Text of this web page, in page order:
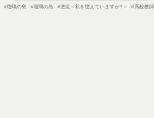
瑠璃の島 瑠璃の島 激流～私を憶えていますか?～ 高校教師